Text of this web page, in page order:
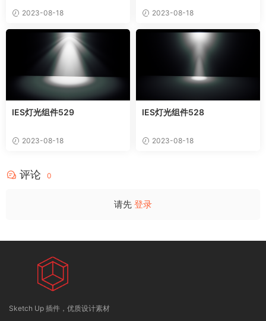
2023-08-18 2023-08-18
IES灯光组件529
2023-08-18
IES灯光组件528
2023-08-18
评论 0
请先 登录
Sketch Up 插件，优质设计素材